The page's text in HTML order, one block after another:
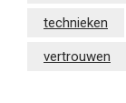
technieken
vertrouwen